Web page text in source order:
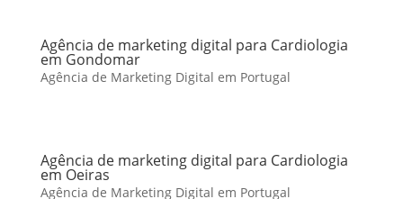
Agência de marketing digital para Cardiologia
em Gondomar
Agência de Marketing Digital em Portugal
Agência de marketing digital para Cardiologia
em Oeiras
Agência de Marketing Digital em Portugal